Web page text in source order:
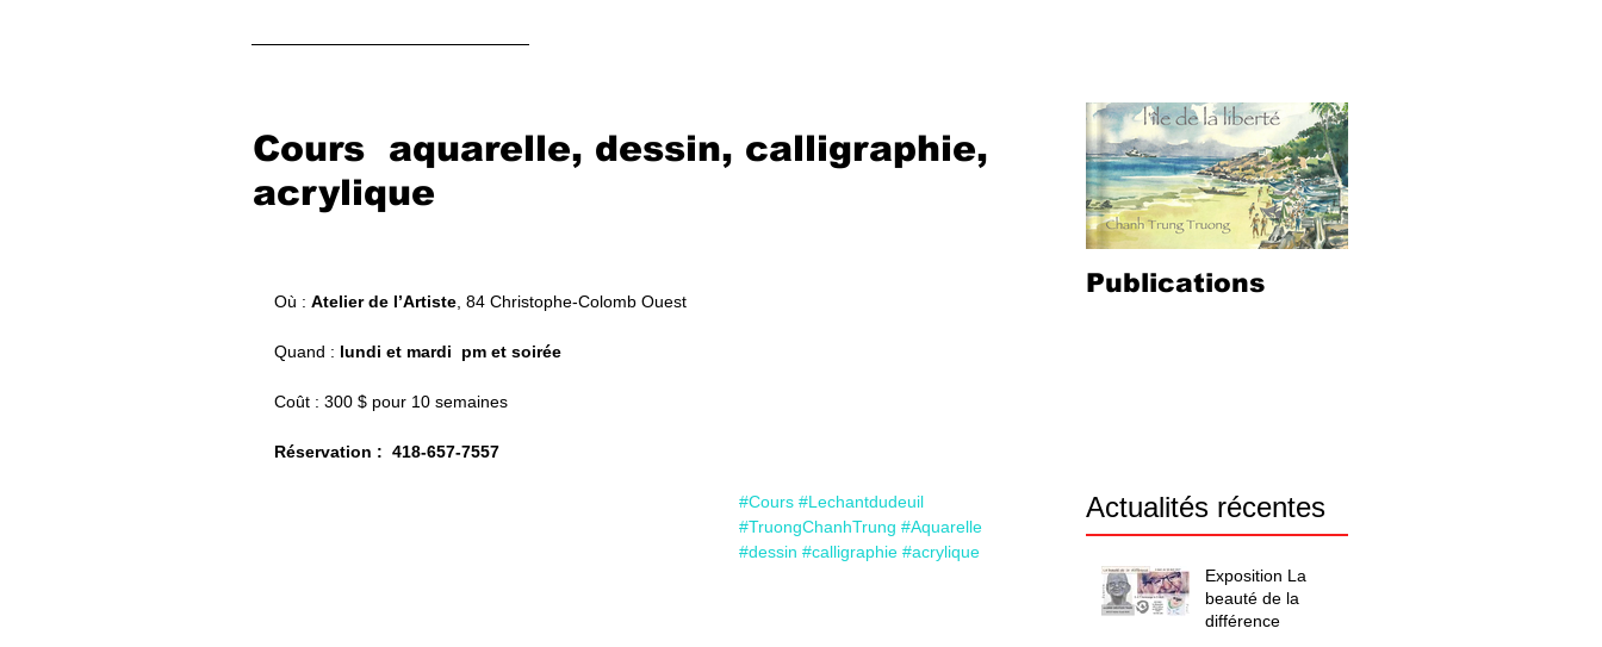
Cours aquarelle, dessin, calligraphie,
acrylique
Où : Atelier de l’Artiste , 84 Christophe-Colomb Ouest
Quand : lundi et mardi  pm et soirée
Coût : 300 $ pour 10 semaines
Réservation :  418-657-7557
#Cours #Lechantdudeuil
#TruongChanhTrung #Aquarelle
#dessin #calligraphie #acrylique
Publications
Actualités récentes
Exposition La
beauté de la
différence